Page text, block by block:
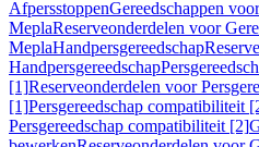
AfpersstoppenGereedschappen
MeplaReserveonderdelen voor
MeplaHandpersgereedschap
Handpersgereedschap
[1]Reserveonderdelen voor
[1]Persgereedschap compatibiliteit
Persgereedschap compatibiliteit [2]